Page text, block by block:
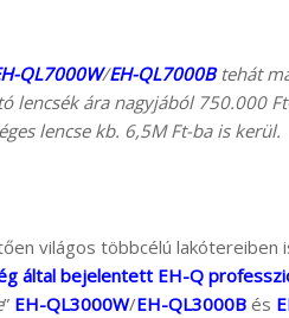
QL7000W/EH-QL7000Btehát
lencsék ára nagyjából 750.000
lencse kb. 6,5M Ft-ba is kerül.
világos többcélú lakótereiben
által bejelentett EH-Q
” EH-QL3000W/EH-QL3000B és